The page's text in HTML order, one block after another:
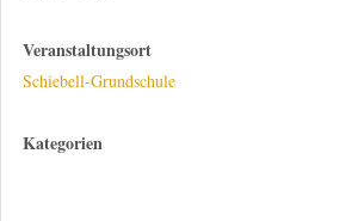
Veranstaltungsort
Schiebell-Grundschule
Kategorien